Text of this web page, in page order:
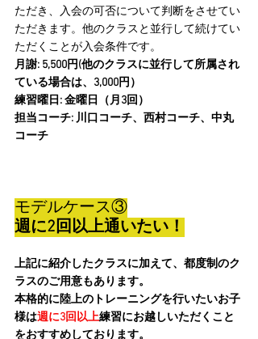
ただき、入会の可否について判断をさせてい
ただきます。他のクラスと並行して続けてい
ただくことが入会条件です。
月謝: 5,500円(他のクラスに並行して所属され
ている場合は、3,000円）
練習曜日: 金曜日（月3回）
担当コーチ: 川口コーチ、西村コーチ、中丸
コーチ
モデルケース③
週に2回以上通いたい！
上記に紹介したクラスに加えて、都度制のク
ラスのご用意もあります。
本格的に陸上のトレーニングを行いたいお子
様は週に3回以上練習にお越しいただくこと
をおすすめしております。